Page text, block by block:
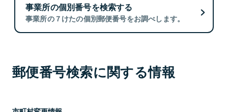
事業所の個別番号を検索する
事業所の７けたの個別郵便番号をお調べします。
郵便番号検索に関する情報